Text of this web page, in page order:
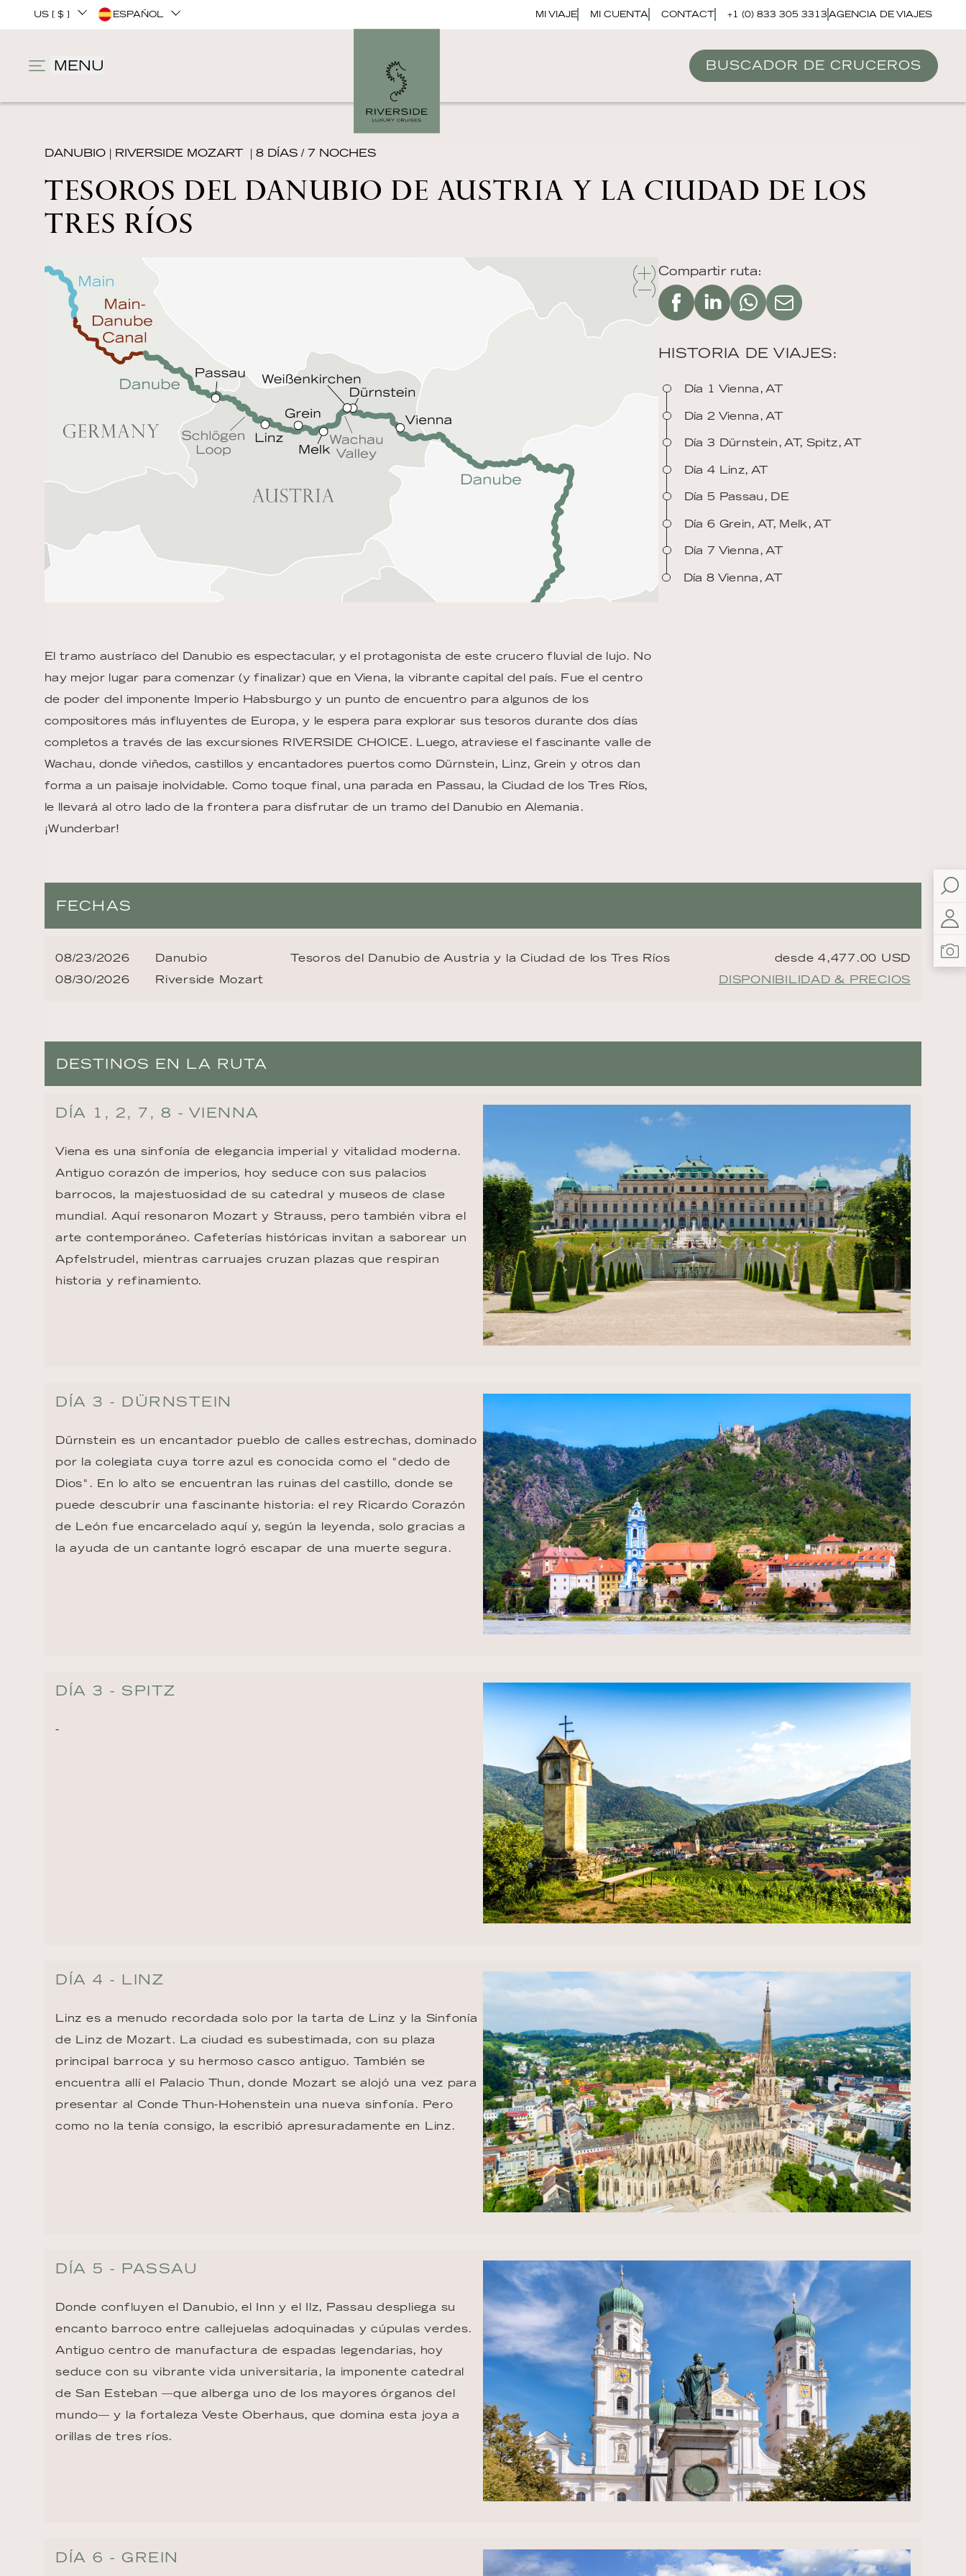
US [ $ ] ESPAÑOL MI VIAJE MI CUENTA CONTACT +1 (0) 833 305 3313 AGENCIA DE VIAJES
MENU BUSCADOR DE CRUCEROS
DANUBIO | RIVERSIDE MOZART| 8 DÍAS / 7 NOCHES
TESOROS DEL DANUBIO DE AUSTRIA Y LA CIUDAD DE LOS
TRES RÍOS
Compartir ruta:
HISTORIA DE VIAJES:
Día 1 Vienna, AT
Día 2 Vienna, AT
Día 3 Dürnstein, AT, Spitz, AT
Día 4 Linz, AT
Día 5 Passau, DE
Día 6 Grein, AT, Melk, AT
Día 7 Vienna, AT
Día 8 Vienna, AT
El tramo austríaco del Danubio es espectacular, y el protagonista de este crucero fluvial de lujo. No
hay mejor lugar para comenzar (y finalizar) que en Viena, la vibrante capital del país. Fue el centro
de poder del imponente Imperio Habsburgo y un punto de encuentro para algunos de los
compositores más influyentes de Europa, y le espera para explorar sus tesoros durante dos días
completos a través de las excursiones RIVERSIDE CHOICE. Luego, atraviese el fascinante valle de
Wachau, donde viñedos, castillos y encantadores puertos como Dürnstein, Linz, Grein y otros dan
forma a un paisaje inolvidable. Como toque final, una parada en Passau, la Ciudad de los Tres Ríos,
le llevará al otro lado de la frontera para disfrutar de un tramo del Danubio en Alemania.
¡Wunderbar!
FECHAS
08/23/2026
08/30/2026
Danubio
Riverside Mozart
Tesoros del Danubio de Austria y la Ciudad de los Tres Ríos
desde 4,477.00 USD
DISPONIBILIDAD & PRECIOS
DESTINOS EN LA RUTA
DÍA 1, 2, 7, 8 - VIENNA
Viena es una sinfonía de elegancia imperial y vitalidad moderna.
Antiguo corazón de imperios, hoy seduce con sus palacios
barrocos, la majestuosidad de su catedral y museos de clase
mundial. Aquí resonaron Mozart y Strauss, pero también vibra el
arte contemporáneo. Cafeterías históricas invitan a saborear un
Apfelstrudel, mientras carruajes cruzan plazas que respiran
historia y refinamiento.
DÍA 3 - DÜRNSTEIN
Dürnstein es un encantador pueblo de calles estrechas, dominado
por la colegiata cuya torre azul es conocida como el "dedo de
Dios". En lo alto se encuentran las ruinas del castillo, donde se
puede descubrir una fascinante historia: el rey Ricardo Corazón
de León fue encarcelado aquí y, según la leyenda, solo gracias a
la ayuda de un cantante logró escapar de una muerte segura.
DÍA 3 - SPITZ
-
DÍA 4 - LINZ
Linz es a menudo recordada solo por la tarta de Linz y la Sinfonía
de Linz de Mozart. La ciudad es subestimada, con su plaza
principal barroca y su hermoso casco antiguo. También se
encuentra allí el Palacio Thun, donde Mozart se alojó una vez para
presentar al Conde Thun-Hohenstein una nueva sinfonía. Pero
como no la tenía consigo, la escribió apresuradamente en Linz.
DÍA 5 - PASSAU
Donde confluyen el Danubio, el Inn y el Ilz, Passau despliega su
encanto barroco entre callejuelas adoquinadas y cúpulas verdes.
Antiguo centro de manufactura de espadas legendarias, hoy
seduce con su vibrante vida universitaria, la imponente catedral
de San Esteban —que alberga uno de los mayores órganos del
mundo— y la fortaleza Veste Oberhaus, que domina esta joya a
orillas de tres ríos.
DÍA 6 - GREIN